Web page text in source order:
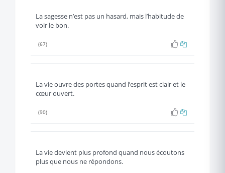
La sagesse n’est pas un hasard, mais l’habitude de
voir le bon.
(67)
La vie ouvre des portes quand l’esprit est clair et le
cœur ouvert.
(90)
La vie devient plus profond quand nous écoutons
plus que nous ne répondons.